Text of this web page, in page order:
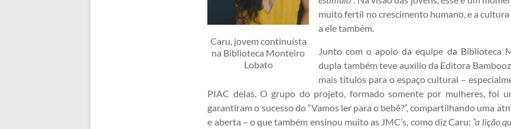
Caru, jovem continuísta
na Biblioteca Monteiro
Lobato
muito fertil no crescimento humano, e a
a ele também.
Junto com o apoio da equipe da Biblioteca
dupla também teve auxílio da Editora
mais títulos para o espaço cultural –
PIAC delas. O grupo do projeto, formado somente por mulheres, foi
garantiram o sucesso do “Vamos ler para o bebê?”, compartilhando uma
e aberta – o que também ensinou muito as JMC’s, como diz Caru: “a lição